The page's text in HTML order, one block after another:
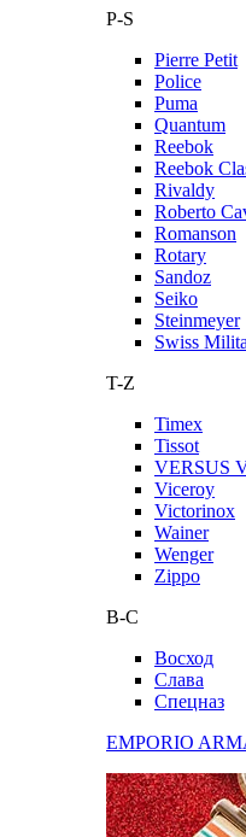
P-S
Pierre Petit
Police
Puma
Quantum
Reebok
Reebok
Rivaldy
Roberto
Romanson
Rotary
Sandoz
Seiko
Steinmeyer
Swiss
T-Z
Timex
Tissot
VERSUS
Viceroy
Victorinox
Wainer
Wenger
Zippo
В-С
Восход
Слава
Спецназ
EMPORIO